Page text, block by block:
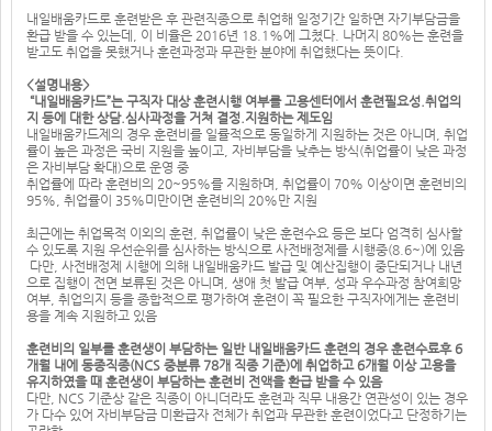
내일배움카드로 훈련받은 후 관련직종으로 취업해 일정기간 일하면 자기부담금을
환급 받을 수 있는데, 이 비율은 2016년 18.1%에 그쳤다. 나머지 80%는 훈련을
받고도 취업을 못했거나 훈련과정과 무관한 분야에 취업했다는 뜻이다.
<설명내용>
“내일배움카드”는 구직자 대상 훈련시행 여부를 고용센터에서 훈련필요성.취업의
지 등에 대한 상담.심사과정을 거쳐 결정.지원하는 제도임
내일배움카드제의 경우 훈련비를 일률적으로 동일하게 지원하는 것은 아니며, 취업
률이 높은 과정은 국비 지원을 높이고, 자비부담을 낮추는 방식(취업률이 낮은 과정
은 자비부담 확대)으로 운영 중
취업률에 따라 훈련비의 20~95%를 지원하며, 취업률이 70% 이상이면 훈련비의
95%, 취업률이 35%미만이면 훈련비의 20%만 지원
최근에는 취업목적 이외의 훈련, 취업률이 낮은 훈련수요 등은 보다 엄격히 심사할
수 있도록 지원 우선순위를 심사하는 방식으로 사전배정제를 시행중(8.6~)에 있음
다만, 사전배정제 시행에 의해 내일배움카드 발급 및 예산집행이 중단되거나 내년
으로 집행이 전면 보류된 것은 아니며, 생애 첫 발급 여부, 성과 우수과정 참여희망
여부, 취업의지 등을 종합적으로 평가하여 훈련이 꼭 필요한 구직자에게는 훈련비
용을 계속 지원하고 있음
훈련비의 일부를 훈련생이 부담하는 일반 내일배움카드 훈련의 경우 훈련수료후 6
개월 내에 동종직종(NCS 중분류 78개 직종 기준)에 취업하고 6개월 이상 고용을
유지하였을 때 훈련생이 부담하는 훈련비 전액을 환급 받을 수 있음
다만, NCS 기준상 같은 직종이 아니더라도 훈련과 직무 내용간 연관성이 있는 경우
가 다수 있어 자비부담금 미환급자 전체가 취업과 무관한 훈련이었다고 단정하기는